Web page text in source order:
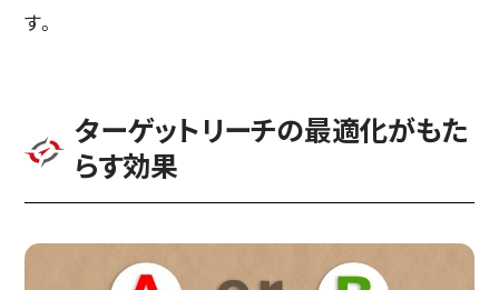
す。
ターゲットリーチの最適化がもた
らす効果